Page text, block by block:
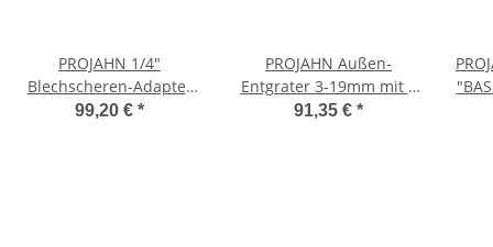
PROJAHN 1/4"
Blechscheren-Adapter
für Bohrmaschinen und
99,20 € *
PROJAHN Außen-
Entgrater 3-19mm mit 3
Hartmetall-Schneiden,
91,35 € *